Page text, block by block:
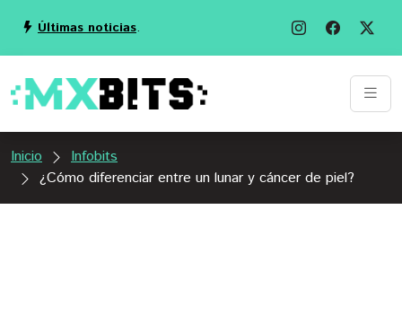
Últimas noticias.
Inicio
Infobits
¿Cómo diferenciar entre un lunar y cáncer de piel?